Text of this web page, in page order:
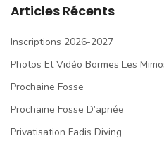
Articles Récents
Inscriptions 2026-2027
Photos Et Vidéo Bormes Les
Prochaine Fosse
Prochaine Fosse D’apnée
Privatisation Fadis Diving